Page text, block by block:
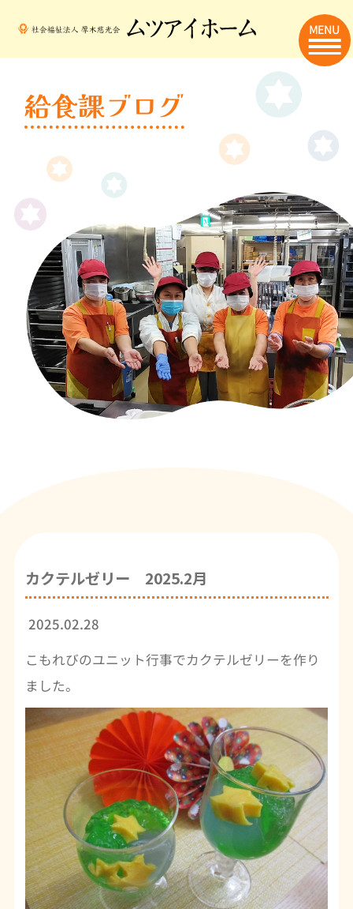
MENU
給食課ブログ
カクテルゼリー 2025.2月
2025.02.28
こもれびのユニット行事でカクテルゼリーを作り
ました。